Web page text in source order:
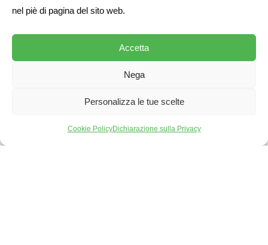
nel piè di pagina del sito web.
Accetta
Nega
Personalizza le tue scelte
Cookie PolicyDichiarazione sulla Privacy